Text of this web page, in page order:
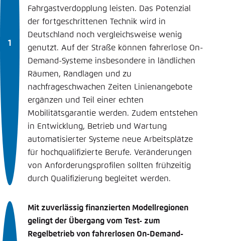
Fahrgastverdopplung leisten. Das Potenzial
der fortgeschrittenen Technik wird in
Deutschland noch vergleichsweise wenig
genutzt. Auf der Straße können fahrerlose On-
Demand-Systeme insbesondere in ländlichen
Räumen, Rand­lagen und zu
nachfrageschwachen Zeiten Linienangebote
ergänzen und Teil einer echten
Mobilitätsgarantie werden. Zudem entstehen
in Entwicklung, Betrieb und Wartung
automatisierter Systeme neue Arbeitsplätze
für hochqualifizierte Berufe. Veränderungen
von Anforderungsprofilen sollten frühzeitig
durch Qualifizierung begleitet werden.
Mit zuverlässig finanzierten Modellregionen
gelingt der Übergang vom Test- zum
Regelbetrieb von fahrerlosen On-Demand-